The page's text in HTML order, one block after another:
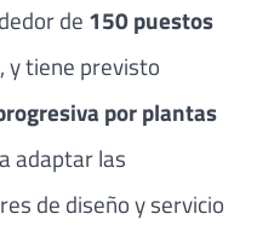
de 150 puestos
y tiene previsto
por plantas
adaptar las
de diseño y servicio